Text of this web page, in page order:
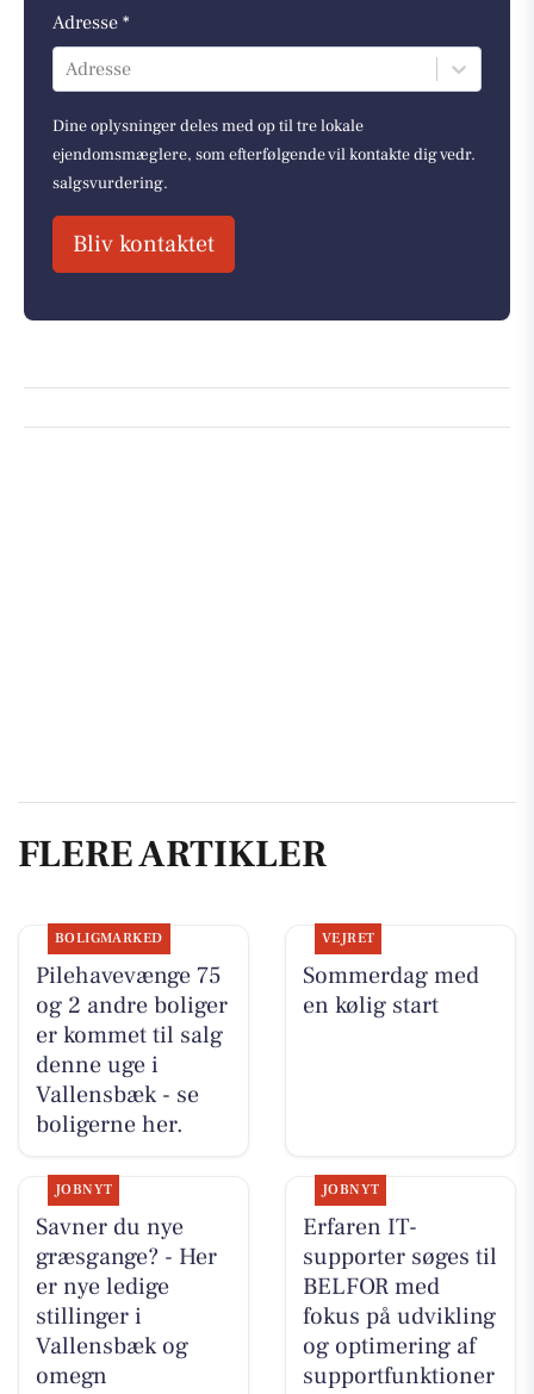
Adresse *
Adresse
Dine oplysninger deles med op til tre lokale
ejendomsmæglere, som efterfølgende vil kontakte dig vedr.
salgsvurdering.
Bliv kontaktet
FLERE ARTIKLER
BOLIGMARKED
Pilehavevænge 75
og 2 andre boliger
er kommet til salg
denne uge i
Vallensbæk - se
boligerne her.
VEJRET
Sommerdag med
en kølig start
JOBNYT
Savner du nye
græsgange? - Her
er nye ledige
stillinger i
Vallensbæk og
omegn
JOBNYT
Erfaren IT-
supporter søges til
BELFOR med
fokus på udvikling
og optimering af
supportfunktioner